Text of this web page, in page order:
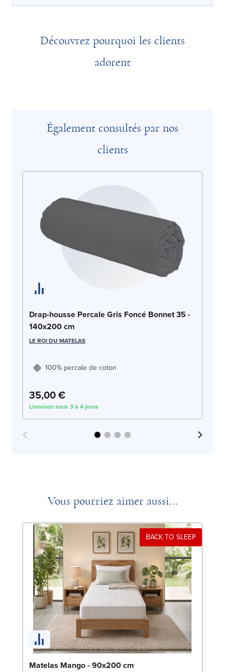
Découvrez pourquoi les clients
adorent
Également consultés par nos
clients
Drap-housse Percale Gris Foncé Bonnet 35 -
140x200 cm
LE ROI DU MATELAS
100% percale de coton
35,00 €
Livraison sous 3 à 4 jours
Vous pourriez aimer aussi...
BACK TO SLEEP
Matelas Mango - 90x200 cm